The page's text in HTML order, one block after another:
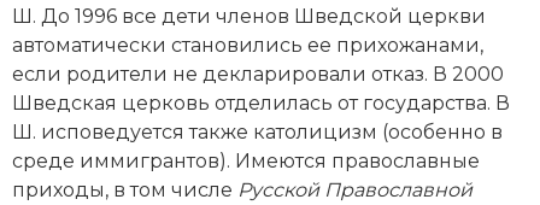
Ш. До 1996 все дети членов Шведской церкви
автоматически становились ее прихожанами,
если родители не декларировали отказ. В 2000
Шведская церковь отделилась от государства. В
Ш. исповедуется также католицизм (особенно в
среде иммигрантов). Имеются православные
приходы, в том числе Русской Православной